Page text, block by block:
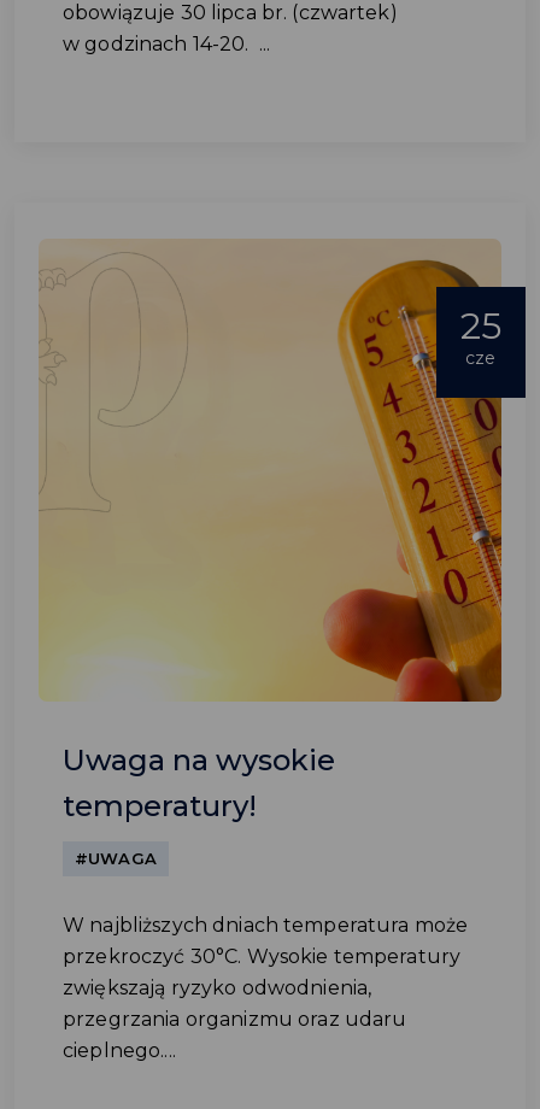
obowiązuje 30 lipca br. (czwartek)
w godzinach 14-20. ...
25
cze
Uwaga na wysokie
temperatury!
#UWAGA
W najbliższych dniach temperatura może
przekroczyć 30°C. Wysokie temperatury
zwiększają ryzyko odwodnienia,
przegrzania organizmu oraz udaru
cieplnego....